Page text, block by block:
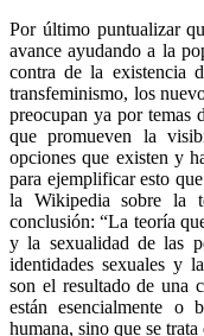
Por último puntualizar
avance ayudando a la
contra de la existencia
transfeminismo, los
preocupan ya por temas
que promueven la
opciones que existen y
para ejemplificar esto
la Wikipedia sobre la
conclusión: “La teoría
y la sexualidad de las
identidades sexuales y
son el resultado de una
están esencialmente o
humana, sino que se